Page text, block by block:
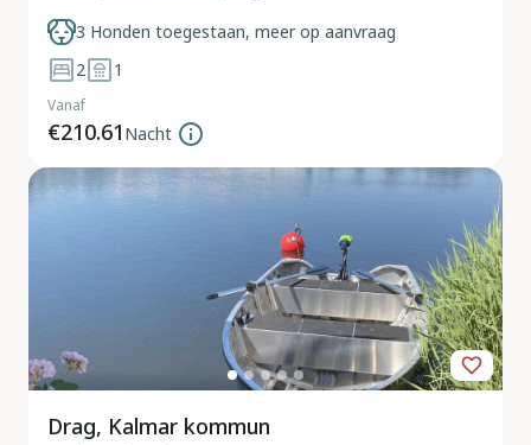
3 Honden toegestaan, meer op aanvraag
2
1
Vanaf
€210.61 Nacht
Drag, Kalmar kommun